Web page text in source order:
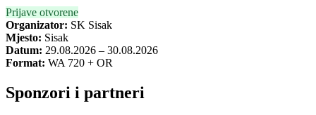
Prijave otvorene
Organizator: SK Sisak
Mjesto: Sisak
Datum: 29.08.2026 – 30.08.2026
Format: WA 720 + OR
Sponzori i partneri